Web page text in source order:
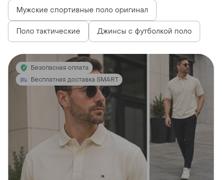
Мужские спортивные поло оригинал
Поло тактические Джинсы с футболкой поло
Безопасная оплата
Бесплатная доставка SMART